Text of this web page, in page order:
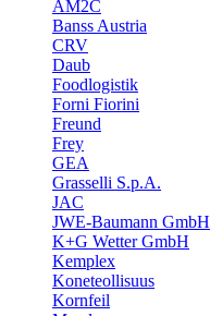
AM2C
Banss Austria
CRV
Daub
Foodlogistik
Forni Fiorini
Freund
Frey
GEA
Grasselli S.p.A.
JAC
JWE-Baumann GmbH
K+G Wetter GmbH
Kemplex
Koneteollisuus
Kornfeil